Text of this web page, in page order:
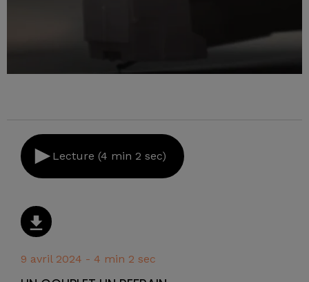
Lecture (4 min 2 sec)
9 avril 2024 - 4 min 2 sec